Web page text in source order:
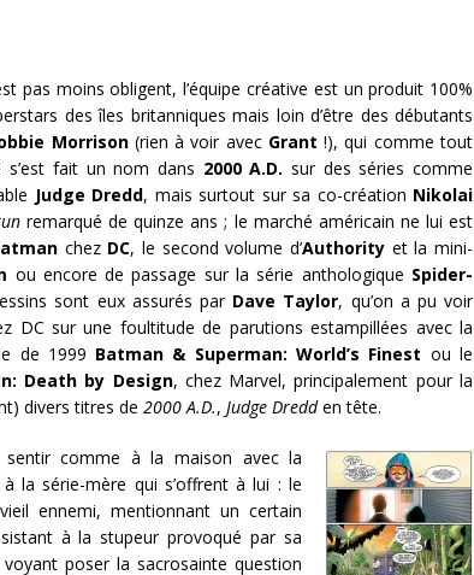
pas moins obligent, l’équipe créative est un produit 100%
des îles britanniques mais loin d’être des débutants
Morrison(rien à voir avec Grant !), qui comme tout
s’est fait un nom dans 2000 A.D. sur des séries comme
Judge Dredd, mais surtout sur sa co-création Nikolai
remarqué de quinze ans ; le marché américain ne lui est
chez DC, le second volume d’Authority et la mini-
ou encore de passage sur la série anthologique Spider-
sont eux assurés par Dave Taylor, qu’on a pu voir
DC sur une foultitude de parutions estampillées avec la
de 1999 Batman & Superman: World’s Finest ou le
Death by Design, chez Marvel, principalement pour la
divers titres de 2000 A.D., Judge Dredden tête.
comme à la maison avec la
la série-mère qui s’offrent à lui : le
ennemi, mentionnant un certain
à la stupeur provoqué par sa
voyant poser la sacrosainte question